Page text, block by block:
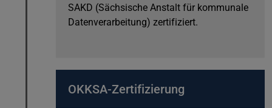
SAKD (Sächsische Anstalt für kommunale
Datenverarbeitung) zertifiziert.
OKKSA-Zertifizierung